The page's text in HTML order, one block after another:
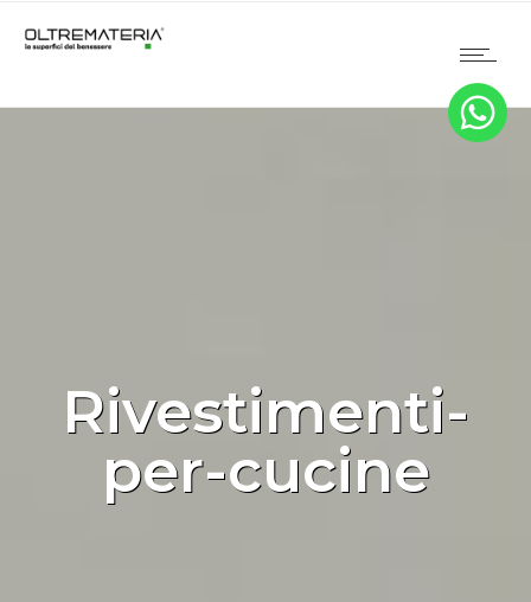
Rivestimenti-
per-cucine